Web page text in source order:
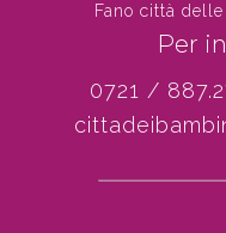
Fano città
Per
0721 /